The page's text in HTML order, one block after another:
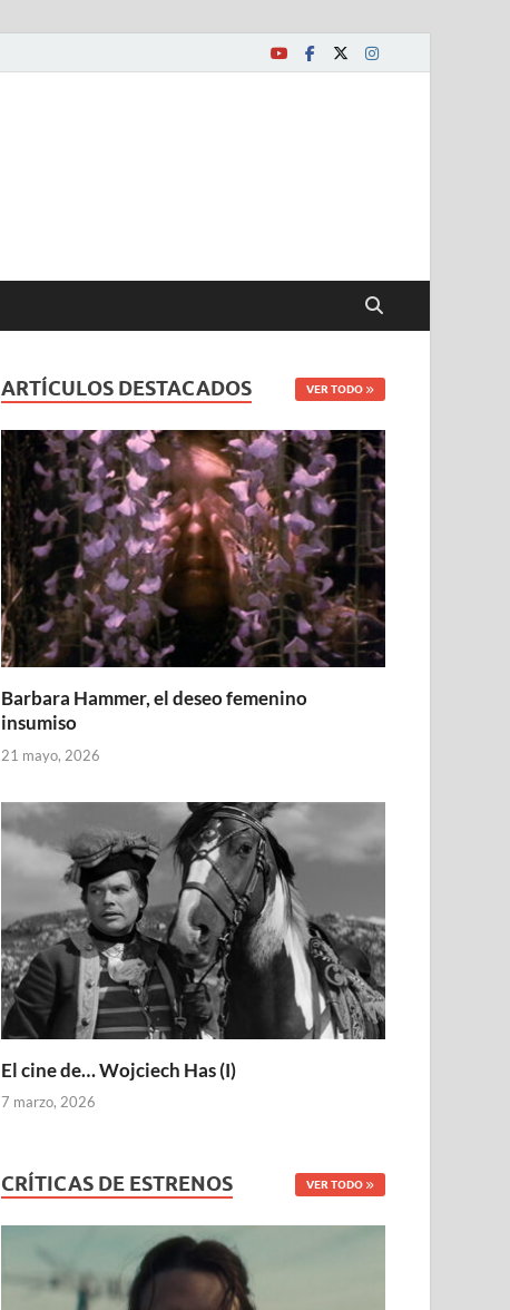
ARTÍCULOS DESTACADOS VER TODO
Barbara Hammer, el deseo femenino
insumiso
21 mayo, 2026
El cine de… Wojciech Has (I)
7 marzo, 2026
CRÍTICAS DE ESTRENOS VER TODO